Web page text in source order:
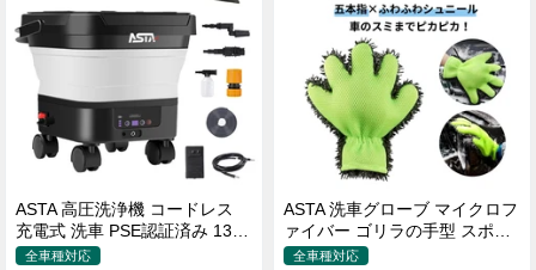
ASTA 高圧洗浄機 コードレス
充電式 洗車 PSE認証済み 13L
バケツ一体型 折りたたみ式 超
全車種対応
ASTA 洗車グローブ マイクロフ
ァイバー ゴリラの手型 スポン
ジ ボディー用 傷防止 吸水速乾全車種対応